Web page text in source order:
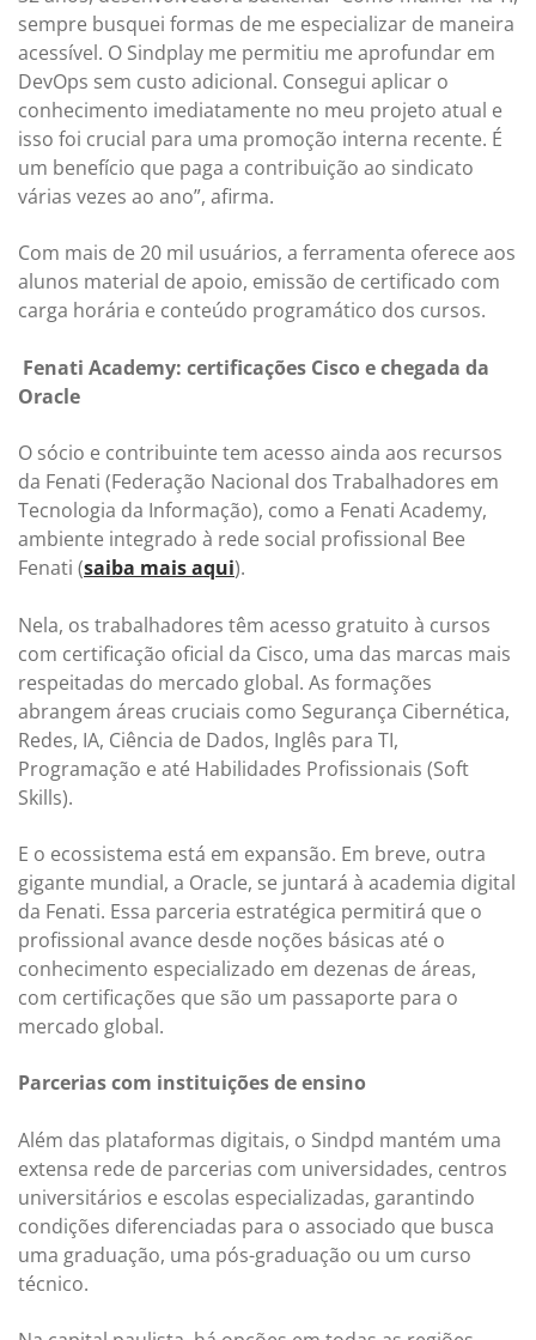
sempre busquei formas de me especializar de maneira
acessível. O Sindplay me permitiu me aprofundar em
DevOps sem custo adicional. Consegui aplicar o
conhecimento imediatamente no meu projeto atual e
isso foi crucial para uma promoção interna recente. É
um benefício que paga a contribuição ao sindicato
várias vezes ao ano”, afirma.
Com mais de 20 mil usuários, a ferramenta oferece aos
alunos material de apoio, emissão de certificado com
carga horária e conteúdo programático dos cursos.
Fenati Academy: certificações Cisco e chegada da
Oracle
O sócio e contribuinte tem acesso ainda aos recursos
da Fenati (Federação Nacional dos Trabalhadores em
Tecnologia da Informação), como a Fenati Academy,
ambiente integrado à rede social profissional Bee
Fenati (saiba mais aqui).
Nela, os trabalhadores têm acesso gratuito à cursos
com certificação oficial da Cisco, uma das marcas mais
respeitadas do mercado global. As formações
abrangem áreas cruciais como Segurança Cibernética,
Redes, IA, Ciência de Dados, Inglês para TI,
Programação e até Habilidades Profissionais (Soft
Skills).
E o ecossistema está em expansão. Em breve, outra
gigante mundial, a Oracle, se juntará à academia digital
da Fenati. Essa parceria estratégica permitirá que o
profissional avance desde noções básicas até o
conhecimento especializado em dezenas de áreas,
com certificações que são um passaporte para o
mercado global.
Parcerias com instituições de ensino
Além das plataformas digitais, o Sindpd mantém uma
extensa rede de parcerias com universidades, centros
universitários e escolas especializadas, garantindo
condições diferenciadas para o associado que busca
uma graduação, uma pós-graduação ou um curso
técnico.